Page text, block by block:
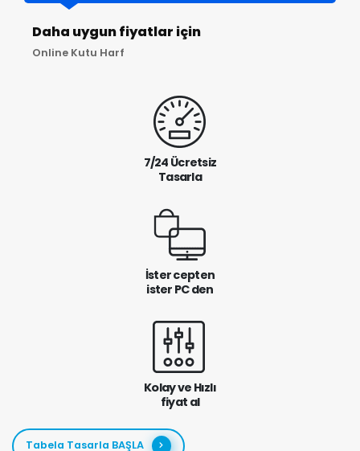
Daha uygun fiyatlar için
Online Kutu Harf
7/24 Ücretsiz
Tasarla
İster cepten
ister PC den
Kolay ve Hızlı
fiyat al
Tabela Tasarla BAŞLA